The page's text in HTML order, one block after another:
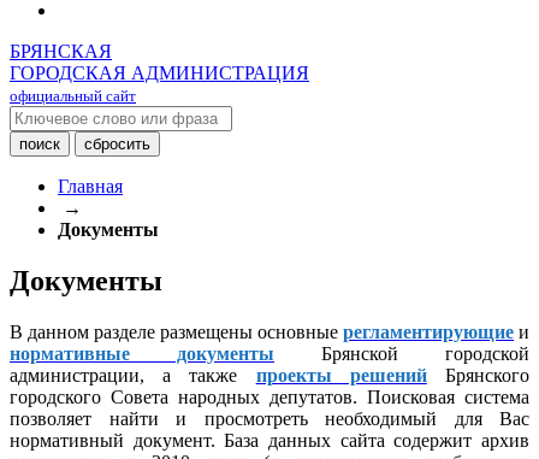
БРЯНСКАЯ
ГОРОДСКАЯ АДМИНИСТРАЦИЯ
официальный сайт
Главная
→
Документы
Документы
В данном разделе размещены основные регламентирующие и
нормативные документы Брянской городской
администрации, а также проекты решенийБрянского
городского Совета народных депутатов. Поисковая система
позволяет найти и просмотреть необходимый для Вас
нормативный документ. База данных сайта содержит архив